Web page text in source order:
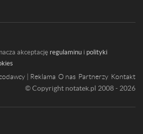
akceptację regulaminu i polityki
| Reklama O nas Partnerzy Kontakt
© Copyright notatek.pl 2008 - 2026